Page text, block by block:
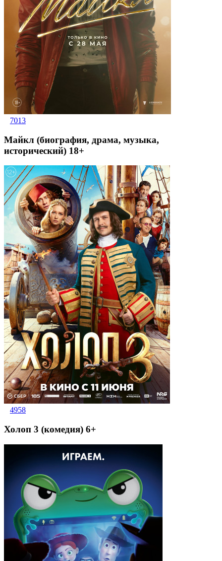
7013
Майкл (биография, драма, музыка,
исторический) 18+
4958
Холоп 3 (комедия) 6+